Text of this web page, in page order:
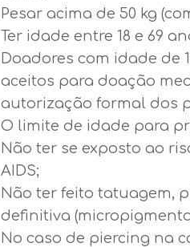
Pesar acima de 50 kg
Ter idade entre 18 e 69
Doadores com idade de
aceitos para doação
autorização formal dos
O limite de idade para
Não ter se exposto ao
AIDS;
Não ter feito tatuagem,
definitiva
No caso de piercing na